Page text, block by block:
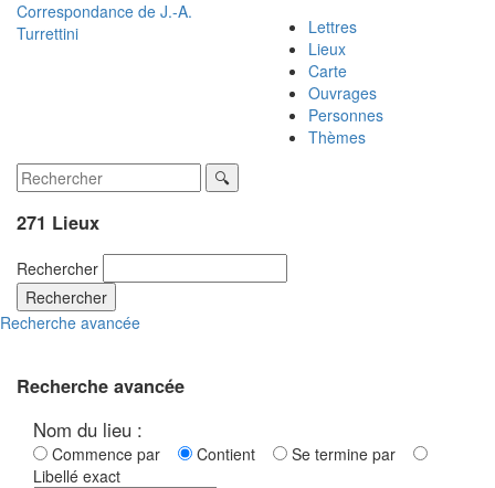
Correspondance de J.-A.
Turrettini
Lettres
Lieux
Carte
Ouvrages
Personnes
Thèmes
271 Lieux
Rechercher
Rechercher
Recherche avancée
Recherche avancée
Nom du lieu :
Commence par Contient
Se termine par
Libellé exact